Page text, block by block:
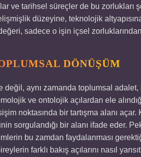
ve tarihsel süreçler de bu zorlukları
düzeyine, teknolojik
sadece o işin içsel
DÖNÜŞÜM
değil, aynı zamanda toplumsal
ve ontolojik açılardan ele
noktasında bir tartışma alanı
sorgulandığı bir alanı ifade eder.
bu zamdan faydalanması
farklı bakış açılarını nasıl